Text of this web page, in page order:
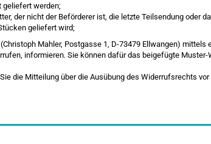
geliefert werden;
der nicht der Beförderer ist, die letzte Teilsendung oder
geliefert wird;
Mahler, Postgasse 1, D-73479 Ellwangen)
informieren. Sie können dafür das beigefügte
die Mitteilung über die Ausübung des Widerrufsrechts